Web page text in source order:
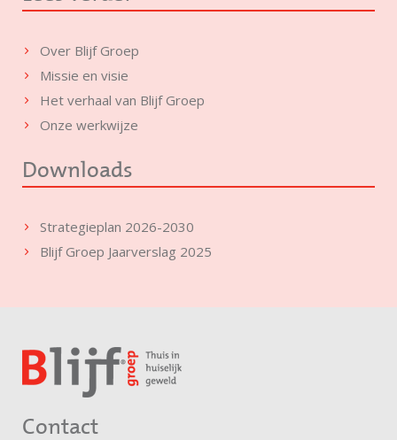
Over Blijf Groep
Missie en visie
Het verhaal van Blijf Groep
Onze werkwijze
Downloads
Strategieplan 2026-2030
Blijf Groep Jaarverslag 2025
Contact